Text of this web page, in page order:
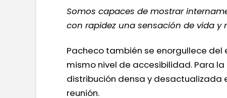
Somos capaces de mostrar
con rapidez una sensación de vida
Pacheco también se enorgullece del
mismo nivel de accesibilidad. Para la
distribución densa y desactualizada
reunión.